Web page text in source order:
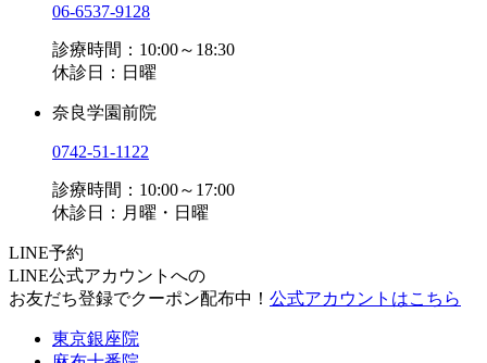
06-6537-9128
診療時間：10:00～18:30
休診日：日曜
奈良学園前院
0742-51-1122
診療時間：10:00～17:00
休診日：月曜・日曜
LINE予約
LINE公式アカウントへの
お友だち登録でクーポン配布中！ 公式アカウントはこちら
東京銀座院